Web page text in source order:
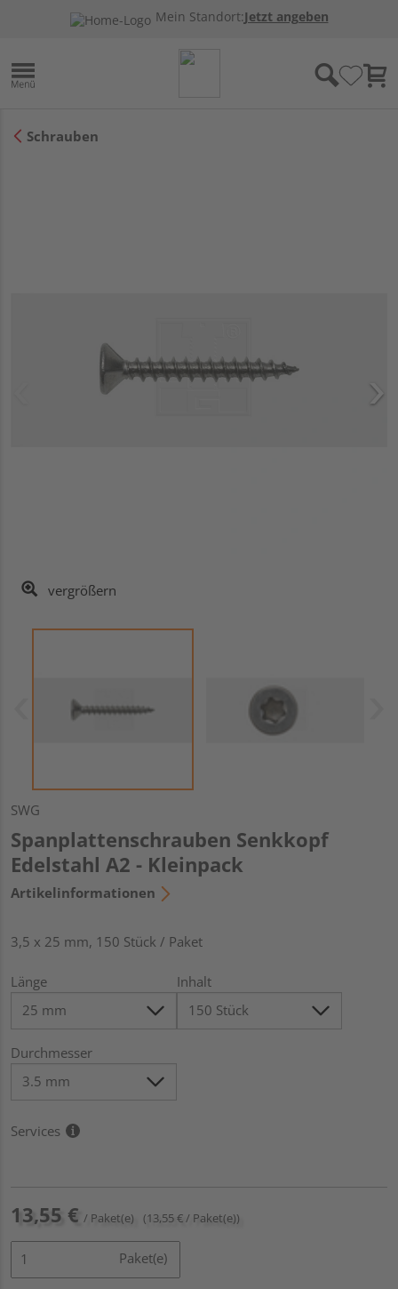
Mein Standort:Jetzt angeben
Schrauben
vergrößern
SWG
Spanplattenschrauben Senkkopf
Edelstahl A2 - Kleinpack
Artikelinformationen
3,5 x 25 mm, 150 Stück / Paket
Länge Inhalt
Durchmesser
Services
13,55 € / Paket(e) (13,55 € / Paket(e))
Paket(e)